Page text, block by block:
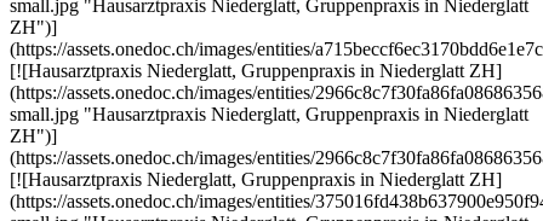
small.jpg "Hausarztpraxis Niederglatt, Gruppenpraxis in Niederglatt
ZH")]
(https://assets.onedoc.ch/images/entities/
[![Hausarztpraxis Niederglatt, Gruppenpraxis in Niederglatt ZH]
(https://assets.onedoc.ch/images/entities/
small.jpg "Hausarztpraxis Niederglatt, Gruppenpraxis in Niederglatt
ZH")]
(https://assets.onedoc.ch/images/entities/
[![Hausarztpraxis Niederglatt, Gruppenpraxis in Niederglatt ZH]
(https://assets.onedoc.ch/images/entities/